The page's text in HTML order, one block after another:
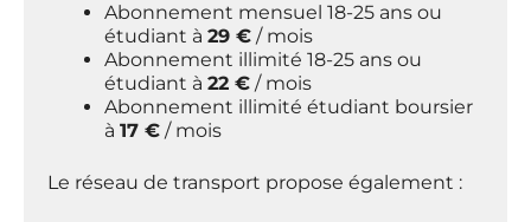
Abonnement mensuel 18-25 ans ou
étudiant à 29 € / mois
Abonnement illimité 18-25 ans ou
étudiant à 22 € / mois
Abonnement illimité étudiant boursier
à 17 € / mois
Le réseau de transport propose également :